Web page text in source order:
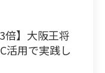
倍】大阪王将
活用で実践し